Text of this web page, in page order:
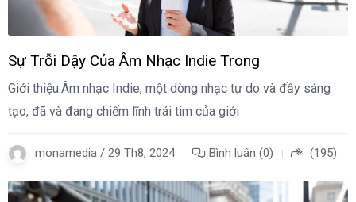
Sự Trỗi Dậy Của Âm Nhạc Indie Trong
Giới thiệu:Âm nhạc Indie, một dòng nhạc tự do và đầy sáng
tạo, đã và đang chiếm lĩnh trái tim của giới
monamedia / 29 Th8, 2024 Bình luận (0) (195)